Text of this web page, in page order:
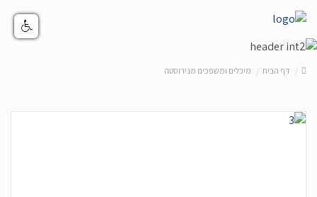
דף הבית מיכלים ומשפכים מנירוסטה